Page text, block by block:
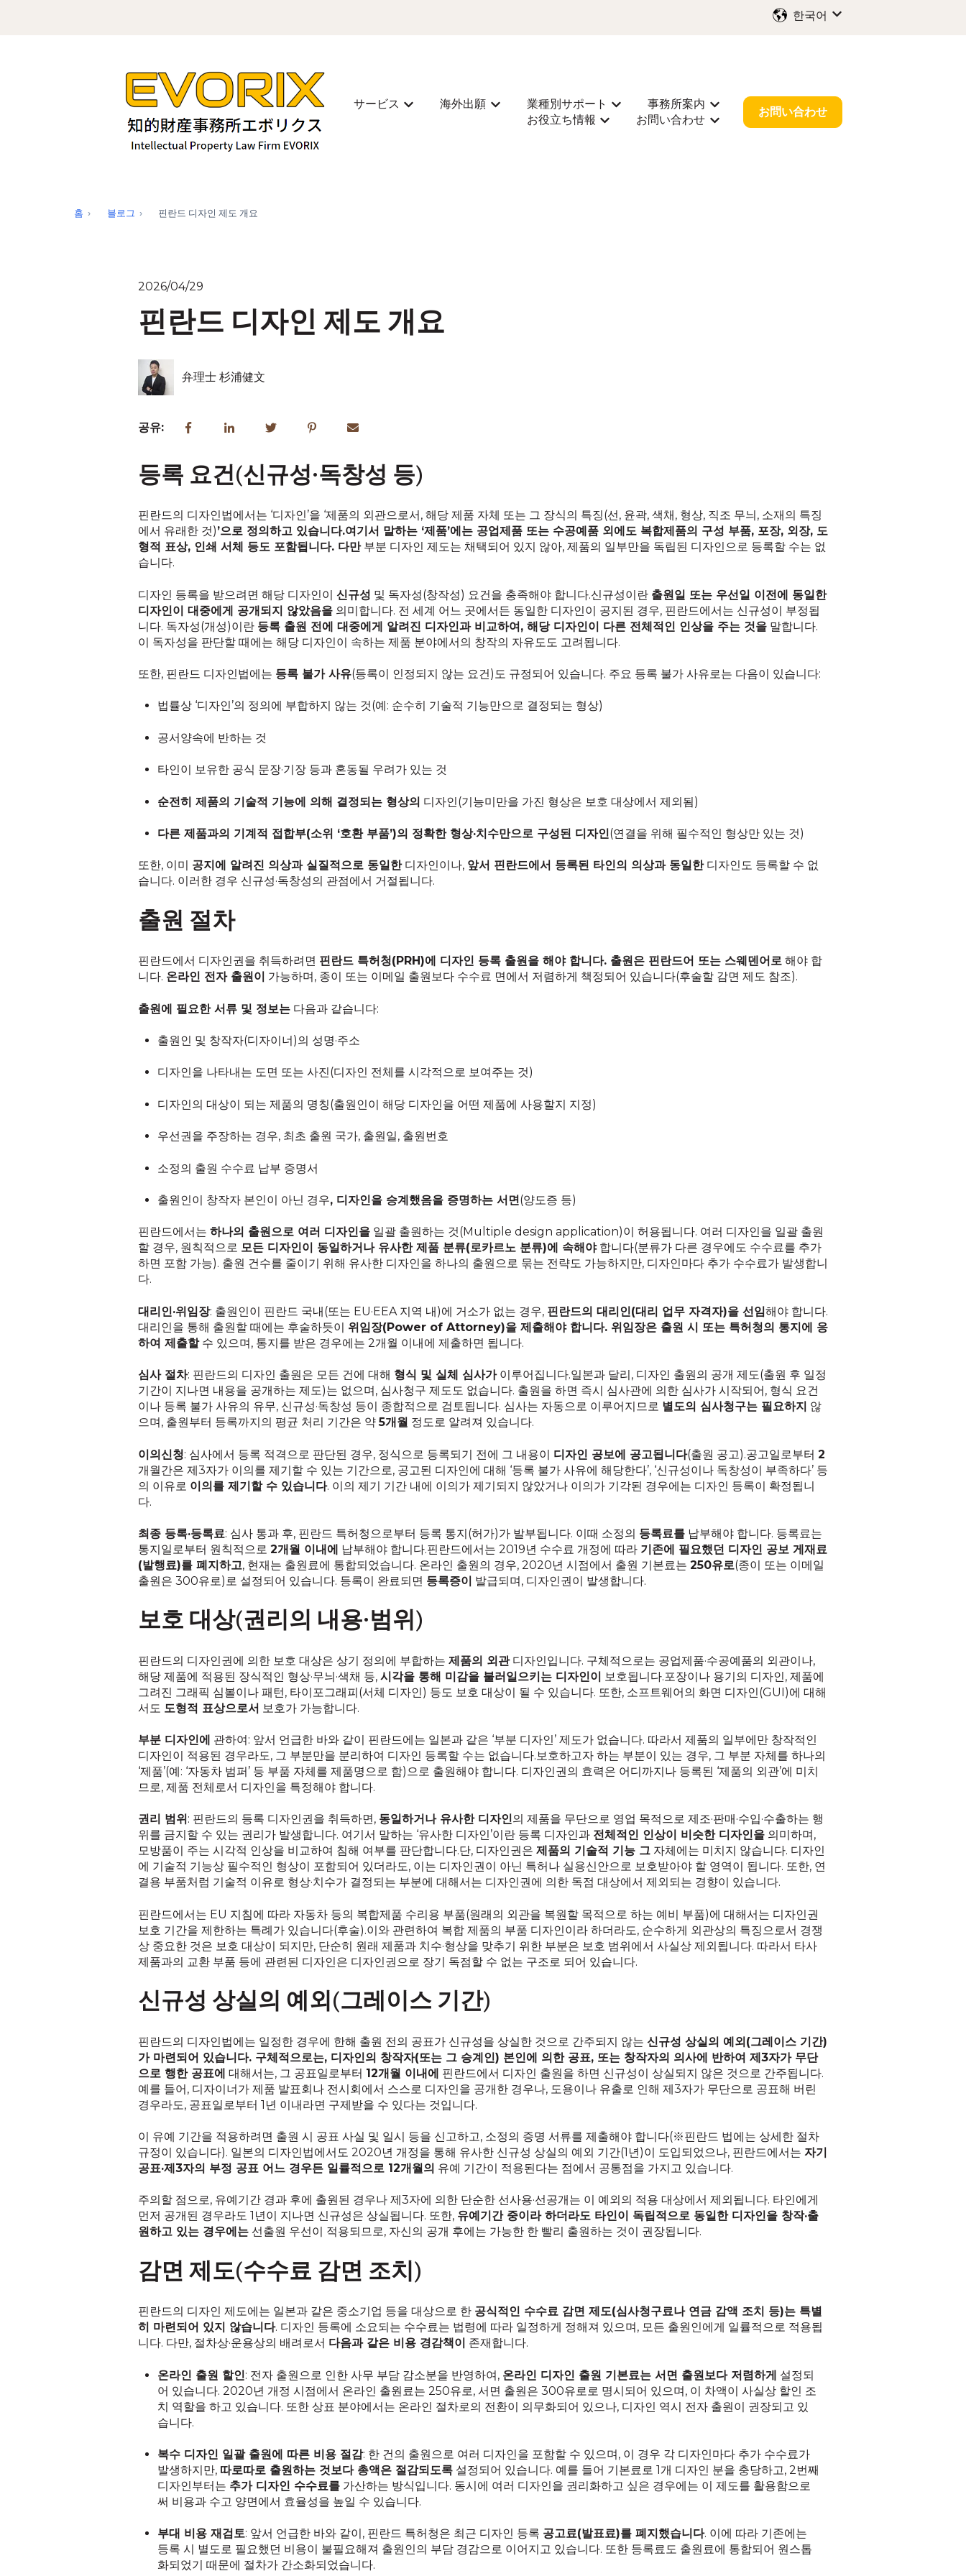
한국어
サービス
サービス을(를) 위한 하위 메뉴 보기
海外出願
海外出願을(를) 위한 하위 메뉴 보기
業種別サポート
業種別サポート을(를) 위한 하위 메뉴 보기
事務所案内
事務所案内을(를) 위한 하위 메뉴 보기
お役立ち情報
お役立ち情報을(를) 위한 하위 메뉴 보기
お問い合わせ
お問い合わせ을(를) 위한 하위 메뉴 보기
お問い合わせ
홈 블로그 핀란드 디자인 제도 개요
2026/04/29
핀란드 디자인 제도 개요
弁理士 杉浦健文
공유:
등록 요건(신규성·독창성 등)
핀란드의 디자인법에서는 ‘디자인’을 ‘제품의 외관으로서, 해당 제품 자체 또는 그 장식의 특징(선, 윤곽, 색채, 형상, 직조 무늬, 소재의 특징
에서 유래한 것)’으로 정의하고 있습니다.여기서 말하는 ‘제품’에는 공업제품 또는 수공예품 외에도 복합제품의 구성 부품, 포장, 외장, 도
형적 표상, 인쇄 서체 등도 포함됩니다. 다만부분 디자인 제도는 채택되어 있지 않아, 제품의 일부만을 독립된 디자인으로 등록할 수는 없
습니다.
디자인 등록을 받으려면 해당 디자인이 신규성 및 독자성(창작성) 요건을 충족해야 합니다.신규성이란 출원일 또는 우선일 이전에 동일한
디자인이 대중에게 공개되지 않았음을 의미합니다. 전 세계 어느 곳에서든 동일한 디자인이 공지된 경우, 핀란드에서는 신규성이 부정됩
니다. 독자성(개성)이란 등록 출원 전에 대중에게 알려진 디자인과 비교하여, 해당 디자인이 다른 전체적인 인상을 주는 것을 말합니다.
이 독자성을 판단할 때에는 해당 디자인이 속하는 제품 분야에서의 창작의 자유도도 고려됩니다.
또한, 핀란드 디자인법에는 등록 불가 사유(등록이 인정되지 않는 요건)도 규정되어 있습니다. 주요 등록 불가 사유로는 다음이 있습니다:
법률상 ‘디자인’의 정의에 부합하지 않는 것(예: 순수히 기술적 기능만으로 결정되는 형상)
공서양속에 반하는 것
타인이 보유한 공식 문장·기장 등과 혼동될 우려가 있는 것
순전히 제품의 기술적 기능에 의해 결정되는 형상의 디자인(기능미만을 가진 형상은 보호 대상에서 제외됨)
다른 제품과의 기계적 접합부(소위 ‘호환 부품’)의 정확한 형상·치수만으로 구성된 디자인(연결을 위해 필수적인 형상만 있는 것)
또한, 이미 공지에 알려진 의상과 실질적으로 동일한디자인이나, 앞서 핀란드에서 등록된 타인의 의상과 동일한디자인도 등록할 수 없
습니다. 이러한 경우 신규성·독창성의 관점에서 거절됩니다.
출원 절차
핀란드에서 디자인권을 취득하려면 핀란드 특허청(PRH)에 디자인 등록 출원을 해야 합니다. 출원은 핀란드어 또는 스웨덴어로 해야 합
니다. 온라인 전자 출원이 가능하며, 종이 또는 이메일 출원보다 수수료 면에서 저렴하게 책정되어 있습니다(후술할 감면 제도 참조).
출원에 필요한 서류 및 정보는 다음과 같습니다:
출원인 및 창작자(디자이너)의 성명·주소
디자인을 나타내는 도면 또는 사진(디자인 전체를 시각적으로 보여주는 것)
디자인의 대상이 되는 제품의 명칭(출원인이 해당 디자인을 어떤 제품에 사용할지 지정)
우선권을 주장하는 경우, 최초 출원 국가, 출원일, 출원번호
소정의 출원 수수료 납부 증명서
출원인이 창작자 본인이 아닌 경우, 디자인을 승계했음을 증명하는 서면(양도증 등)
핀란드에서는 하나의 출원으로 여러 디자인을 일괄 출원하는 것(Multiple design application)이 허용됩니다. 여러 디자인을 일괄 출원
할 경우, 원칙적으로 모든 디자인이 동일하거나 유사한 제품 분류(로카르노 분류)에 속해야합니다(분류가 다른 경우에도 수수료를 추가
하면 포함 가능). 출원 건수를 줄이기 위해 유사한 디자인을 하나의 출원으로 묶는 전략도 가능하지만, 디자인마다 추가 수수료가 발생합니
다.
대리인·위임장: 출원인이 핀란드 국내(또는 EU·EEA 지역 내)에 거소가 없는 경우, 핀란드의 대리인(대리 업무 자격자)을 선임해야 합니다.
대리인을 통해 출원할 때에는 후술하듯이 위임장(Power of Attorney)을 제출해야 합니다. 위임장은 출원 시 또는 특허청의 통지에 응
하여 제출할수 있으며, 통지를 받은 경우에는 2개월 이내에 제출하면 됩니다.
심사 절차: 핀란드의 디자인 출원은 모든 건에 대해 형식 및 실체 심사가이루어집니다.일본과 달리, 디자인 출원의 공개 제도(출원 후 일정
기간이 지나면 내용을 공개하는 제도)는 없으며, 심사청구 제도도 없습니다. 출원을 하면 즉시 심사관에 의한 심사가 시작되어, 형식 요건
이나 등록 불가 사유의 유무, 신규성·독창성 등이 종합적으로 검토됩니다. 심사는 자동으로 이루어지므로 별도의 심사청구는 필요하지 않
으며, 출원부터 등록까지의 평균 처리 기간은 약5개월 정도로 알려져 있습니다.
이의신청: 심사에서 등록 적격으로 판단된 경우, 정식으로 등록되기 전에 그 내용이 디자인 공보에 공고됩니다(출원 공고).공고일로부터 2
개월간은 제3자가 이의를 제기할 수 있는 기간으로, 공고된 디자인에 대해 ‘등록 불가 사유에 해당한다’, ‘신규성이나 독창성이 부족하다’ 등
의 이유로 이의를 제기할 수 있습니다. 이의 제기 기간 내에 이의가 제기되지 않았거나 이의가 기각된 경우에는 디자인 등록이 확정됩니
다.
최종 등록·등록료: 심사 통과 후, 핀란드 특허청으로부터 등록 통지(허가)가 발부됩니다. 이때 소정의 등록료를 납부해야 합니다. 등록료는
통지일로부터 원칙적으로 2개월 이내에 납부해야 합니다.핀란드에서는 2019년 수수료 개정에 따라 기존에 필요했던 디자인 공보 게재료
(발행료)를 폐지하고, 현재는 출원료에 통합되었습니다. 온라인 출원의 경우, 2020년 시점에서 출원 기본료는 250유로(종이 또는 이메일
출원은 300유로)로 설정되어 있습니다. 등록이 완료되면 등록증이 발급되며, 디자인권이 발생합니다.
보호 대상(권리의 내용·범위)
핀란드의 디자인권에 의한 보호 대상은 상기 정의에 부합하는 제품의 외관디자인입니다. 구체적으로는 공업제품·수공예품의 외관이나,
해당 제품에 적용된 장식적인 형상·무늬·색채 등, 시각을 통해 미감을 불러일으키는 디자인이 보호됩니다.포장이나 용기의 디자인, 제품에
그려진 그래픽 심볼이나 패턴, 타이포그래피(서체 디자인) 등도 보호 대상이 될 수 있습니다. 또한, 소프트웨어의 화면 디자인(GUI)에 대해
서도 도형적 표상으로서 보호가 가능합니다.
부분 디자인에 관하여: 앞서 언급한 바와 같이 핀란드에는 일본과 같은 ‘부분 디자인’ 제도가 없습니다. 따라서 제품의 일부에만 창작적인
디자인이 적용된 경우라도, 그 부분만을 분리하여 디자인 등록할 수는 없습니다.보호하고자 하는 부분이 있는 경우, 그 부분 자체를 하나의
‘제품’(예: ‘자동차 범퍼’ 등 부품 자체를 제품명으로 함)으로 출원해야 합니다. 디자인권의 효력은 어디까지나 등록된 ‘제품의 외관’에 미치
므로, 제품 전체로서 디자인을 특정해야 합니다.
권리 범위 : 핀란드의 등록 디자인권을 취득하면, 동일하거나 유사한 디자인의 제품을 무단으로 영업 목적으로 제조·판매·수입·수출하는 행
위를 금지할 수 있는 권리가 발생합니다. 여기서 말하는 ‘유사한 디자인’이란 등록 디자인과 전체적인 인상이 비슷한 디자인을 의미하며,
모방품이 주는 시각적 인상을 비교하여 침해 여부를 판단합니다.단, 디자인권은 제품의 기술적 기능 그 자체에는 미치지 않습니다. 디자인
에 기술적 기능상 필수적인 형상이 포함되어 있더라도, 이는 디자인권이 아닌 특허나 실용신안으로 보호받아야 할 영역이 됩니다. 또한, 연
결용 부품처럼 기술적 이유로 형상·치수가 결정되는 부분에 대해서는 디자인권에 의한 독점 대상에서 제외되는 경향이 있습니다.
핀란드에서는 EU 지침에 따라 자동차 등의 복합제품 수리용 부품(원래의 외관을 복원할 목적으로 하는 예비 부품)에 대해서는 디자인권
보호 기간을 제한하는 특례가 있습니다(후술).이와 관련하여 복합 제품의 부품 디자인이라 하더라도, 순수하게 외관상의 특징으로서 경쟁
상 중요한 것은 보호 대상이 되지만, 단순히 원래 제품과 치수·형상을 맞추기 위한 부분은 보호 범위에서 사실상 제외됩니다. 따라서 타사
제품과의 교환 부품 등에 관련된 디자인은 디자인권으로 장기 독점할 수 없는 구조로 되어 있습니다.
신규성 상실의 예외(그레이스 기간)
핀란드의 디자인법에는 일정한 경우에 한해 출원 전의 공표가 신규성을 상실한 것으로 간주되지 않는 신규성 상실의 예외(그레이스 기간)
가 마련되어 있습니다. 구체적으로는, 디자인의 창작자(또는 그 승계인) 본인에 의한 공표, 또는 창작자의 의사에 반하여 제3자가 무단
으로 행한 공표에 대해서는, 그 공표일로부터 12개월 이내에 핀란드에서 디자인 출원을 하면 신규성이 상실되지 않은 것으로 간주됩니다.
예를 들어, 디자이너가 제품 발표회나 전시회에서 스스로 디자인을 공개한 경우나, 도용이나 유출로 인해 제3자가 무단으로 공표해 버린
경우라도, 공표일로부터 1년 이내라면 구제받을 수 있다는 것입니다.
이 유예 기간을 적용하려면 출원 시 공표 사실 및 일시 등을 신고하고, 소정의 증명 서류를 제출해야 합니다(※핀란드 법에는 상세한 절차
규정이 있습니다). 일본의 디자인법에서도 2020년 개정을 통해 유사한 신규성 상실의 예외 기간(1년)이 도입되었으나, 핀란드에서는 자기
공표·제3자의 부정 공표 어느 경우든 일률적으로 12개월의 유예 기간이 적용된다는 점에서 공통점을 가지고 있습니다.
주의할 점으로, 유예기간 경과 후에 출원된 경우나 제3자에 의한 단순한 선사용·선공개는 이 예외의 적용 대상에서 제외됩니다. 타인에게
먼저 공개된 경우라도 1년이 지나면 신규성은 상실됩니다. 또한, 유예기간 중이라 하더라도 타인이 독립적으로 동일한 디자인을 창작·출
원하고 있는 경우에는 선출원 우선이 적용되므로, 자신의 공개 후에는 가능한 한 빨리 출원하는 것이 권장됩니다.
감면 제도(수수료 감면 조치)
핀란드의 디자인 제도에는 일본과 같은 중소기업 등을 대상으로 한 공식적인 수수료 감면 제도(심사청구료나 연금 감액 조치 등)는 특별
히 마련되어 있지 않습니다. 디자인 등록에 소요되는 수수료는 법령에 따라 일정하게 정해져 있으며, 모든 출원인에게 일률적으로 적용됩
니다. 다만, 절차상·운용상의 배려로서 다음과 같은 비용 경감책이 존재합니다.
온라인 출원 할인: 전자 출원으로 인한 사무 부담 감소분을 반영하여, 온라인 디자인 출원 기본료는 서면 출원보다 저렴하게 설정되
어 있습니다. 2020년 개정 시점에서 온라인 출원료는 250유로, 서면 출원은 300유로로 명시되어 있으며, 이 차액이 사실상 할인 조
치 역할을 하고 있습니다. 또한 상표 분야에서는 온라인 절차로의 전환이 의무화되어 있으나, 디자인 역시 전자 출원이 권장되고 있
습니다.
복수 디자인 일괄 출원에 따른 비용 절감: 한 건의 출원으로 여러 디자인을 포함할 수 있으며, 이 경우 각 디자인마다 추가 수수료가
발생하지만, 따로따로 출원하는 것보다 총액은 절감되도록 설정되어 있습니다. 예를 들어 기본료로 1개 디자인 분을 충당하고, 2번째
디자인부터는 추가 디자인 수수료를 가산하는 방식입니다. 동시에 여러 디자인을 권리화하고 싶은 경우에는 이 제도를 활용함으로
써 비용과 수고 양면에서 효율성을 높일 수 있습니다.
부대 비용 재검토: 앞서 언급한 바와 같이, 핀란드 특허청은 최근 디자인 등록 공고료(발표료)를 폐지했습니다. 이에 따라 기존에는
등록 시 별도로 필요했던 비용이 불필요해져 출원인의 부담 경감으로 이어지고 있습니다. 또한 등록료도 출원료에 통합되어 원스톱
화되었기 때문에 절차가 간소화되었습니다.